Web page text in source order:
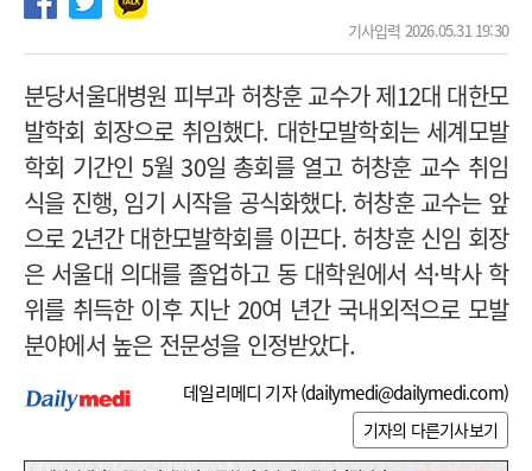
기사입력 2026.05.31 19:30
분당서울대병원 피부과 허창훈 교수가 제12대 대한모
발학회 회장으로 취임했다. 대한모발학회는 세계모발
학회 기간인 5월 30일 총회를 열고 허창훈 교수 취임
식을 진행, 임기 시작을 공식화했다. 허창훈 교수는 앞
으로 2년간 대한모발학회를 이끈다. 허창훈 신임 회장
은 서울대 의대를 졸업하고 동 대학원에서 석·박사 학
위를 취득한 이후 지난 20여 년간 국내외적으로 모발
분야에서 높은 전문성을 인정받았다.
데일리메디 기자 (dailymedi@dailymedi.com)
기자의 다른기사보기